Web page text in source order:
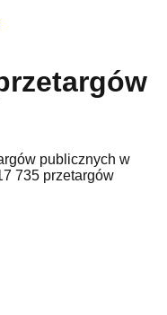
publicznych w
735 przetargów